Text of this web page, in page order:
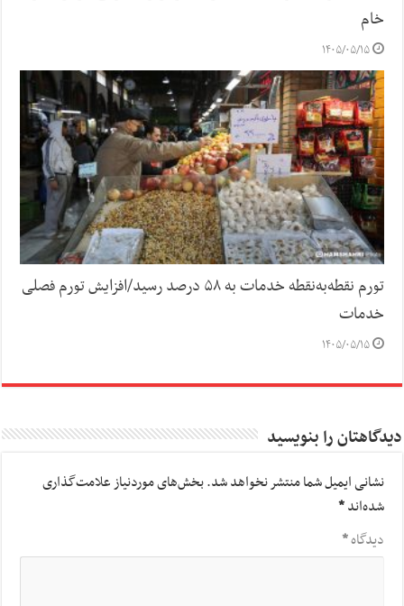
خام
۱۴۰۵/۰۵/۱۵
تورم نقطه‌به‌نقطه خدمات به ۵۸ درصد رسید/افزایش تورم فصلی
خدمات
۱۴۰۵/۰۵/۱۵
دیدگاهتان را بنویسید
نشانی ایمیل شما منتشر نخواهد شد.بخش‌های موردنیاز علامت‌گذاری
شده‌اند*
دیدگاه*